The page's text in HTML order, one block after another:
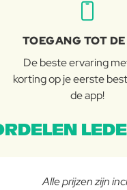
TOEGANG TOT
De beste ervaring
korting op je eerste
de app!
Alle prijzen zijn